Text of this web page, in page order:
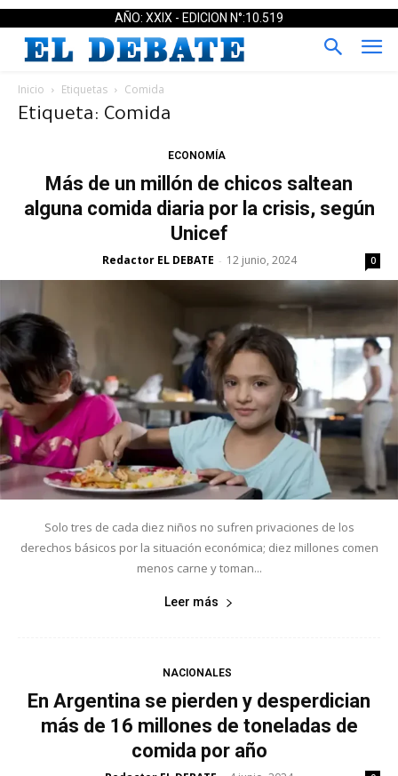
AÑO: XXIX - EDICION N°:10.519
Inicio Etiquetas Comida
Etiqueta: Comida
ECONOMÍA
Más de un millón de chicos saltean
alguna comida diaria por la crisis, según
Unicef
Redactor EL DEBATE - 12 junio, 2024 0
Solo tres de cada diez niños no sufren privaciones de los
derechos básicos por la situación económica; diez millones comen
menos carne y toman...
Leer más
NACIONALES
En Argentina se pierden y desperdician
más de 16 millones de toneladas de
comida por año